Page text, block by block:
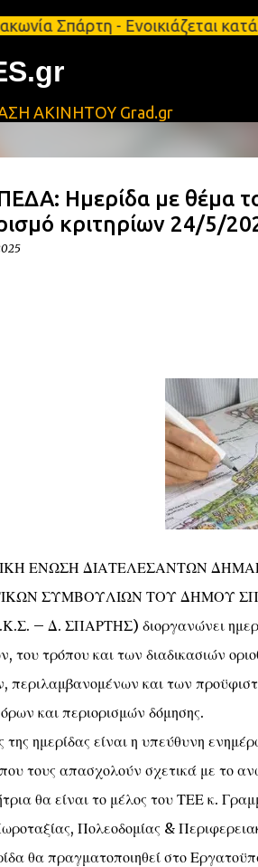
- Ενοικιάζεται
ΑΚΙΝΗΤΟΥ Grad.gr
Ημερίδα με θέμα
κριτηρίων 24/5/
ΕΝΩΣΗ ΔΙΑΤΕΛΕΣΑΝΤΩΝ
ΣΥΜΒΟΥΛΙΩΝ ΤΟΥ ΔΗΜΟΥ
– Δ. ΣΠΑΡΤΗΣ) διοργανώνει
του τρόπου και των διαδικασιών
περιλαμβανομένων και των
και περιορισμών δόμησης.
της ημερίδας είναι η υπεύθυνη
τους απασχολούν σχετικά με το
θα είναι το μέλος του ΤΕΕ κ.
Πολεοδομίας &
θα πραγματοποιηθεί στο